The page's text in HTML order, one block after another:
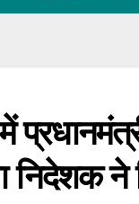
निदेशक